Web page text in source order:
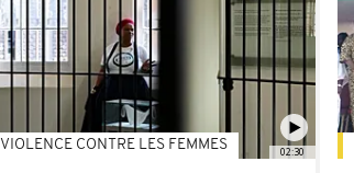
02:30
VIOLENCE CONTRE LES FEMMES